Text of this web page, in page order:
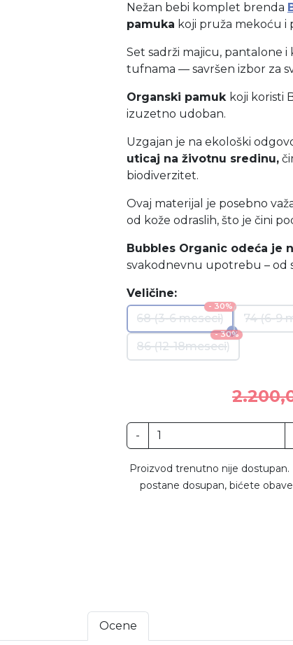
Veličine:
- 30%
68 (3-6 meseci) 74 (6-9
- 30%
86 (12-18meseci)
Nežan bebi komplet brenda
pamuka koji pruža mekoću
Set sadrži majicu, pantalone
tufnama — savršen izbor za
Organski pamuk koji koristi
izuzetno udoban.
Uzgajan je na ekološki
uticaj na životnu sredinu,
biodiverzitet.
Ovaj materijal je posebno
od kože odraslih, što je čini
Bubbles Organic odeća je
svakodnevnu upotrebu – od
-
Proizvod trenutno nije
postane dosupan, bićete
Ocene